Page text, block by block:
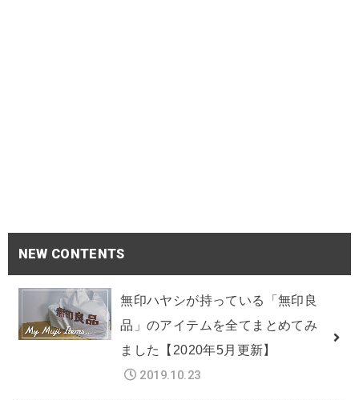
NEW CONTENTS
無印ハヤシが持っている「無印良
品」のアイテムを全てまとめてみ
ました【2020年5月更新】
2019.10.23